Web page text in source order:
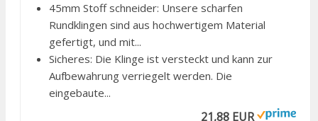
45mm Stoff schneider: Unsere scharfen
Rundklingen sind aus hochwertigem Material
gefertigt, und mit...
Sicheres: Die Klinge ist versteckt und kann zur
Aufbewahrung verriegelt werden. Die
eingebaute...
21,88 EUR